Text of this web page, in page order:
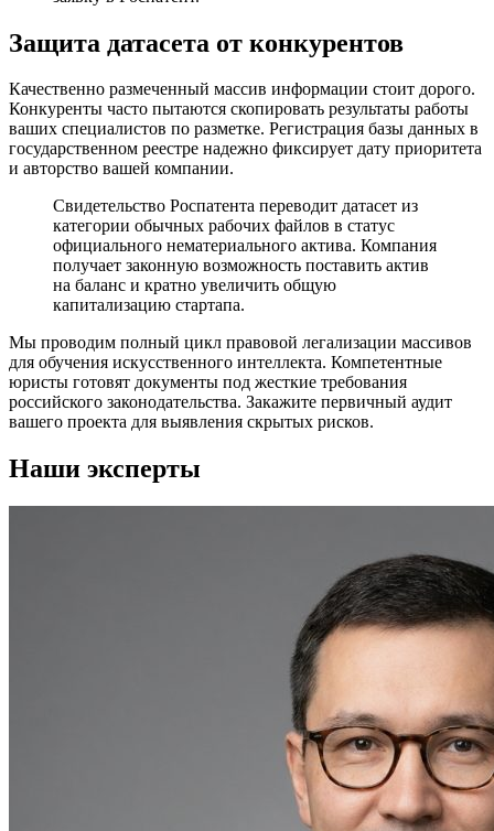
Защита датасета от конкурентов
Качественно размеченный массив информации стоит дорого.
Конкуренты часто пытаются скопировать результаты работы
ваших специалистов по разметке. Регистрация базы данных в
государственном реестре надежно фиксирует дату приоритета
и авторство вашей компании.
Свидетельство Роспатента переводит датасет из
категории обычных рабочих файлов в статус
официального нематериального актива. Компания
получает законную возможность поставить актив
на баланс и кратно увеличить общую
капитализацию стартапа.
Мы проводим полный цикл правовой легализации массивов
для обучения искусственного интеллекта. Компетентные
юристы готовят документы под жесткие требования
российского законодательства. Закажите первичный аудит
вашего проекта для выявления скрытых рисков.
Наши эксперты